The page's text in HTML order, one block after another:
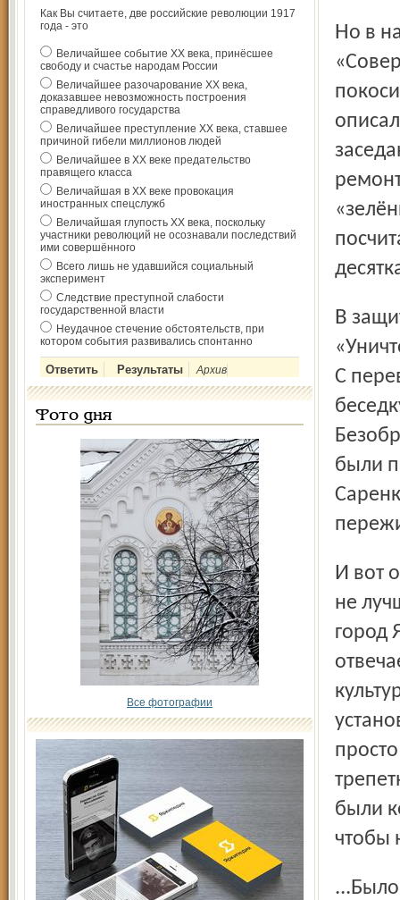
Как Вы считаете, две российские революции 1917
года - это
Величайшее событие ХХ века, принёсшее
свободу и счастье народам России
Величайшее разочарование ХХ века,
доказавшее невозможность построения
справедливого государства
Величайшее преступление ХХ века, ставшее
причиной гибели миллионов людей
Величайшее в ХХ веке предательство
правящего класса
Величайшая в ХХ веке провокация
иностранных спецслужб
Величайшая глупость ХХ века, поскольку
участники революций не осознавали последствий
ими совершённого
Всего лишь не удавшийся социальный
эксперимент
Следствие преступной слабости
государственной власти
Неудачное стечение обстоятельств, при
котором события развивались спонтанно
Архив
Фото дня
Все фотографии
Но в начале XX века беседка пришла в полную негодность.
В защиту символа города встал гласный Л. Н. Пастухов:
С
были
И вот опять для этого украшения набережной наступили
не
город
были
чтобы
...Было бы хорошо, если бы нашёлся благотворитель и